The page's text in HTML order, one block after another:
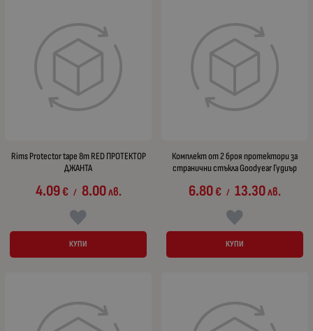
Rims Protector tape 8m RED ПРОТЕКТОР
ДЖАНТА
4.09€ / 8.00лв.
КУПИ
Комплект от 2 броя протектори за
странични стъкла Goodyear Гудиър
6.80€ / 13.30лв.
КУПИ